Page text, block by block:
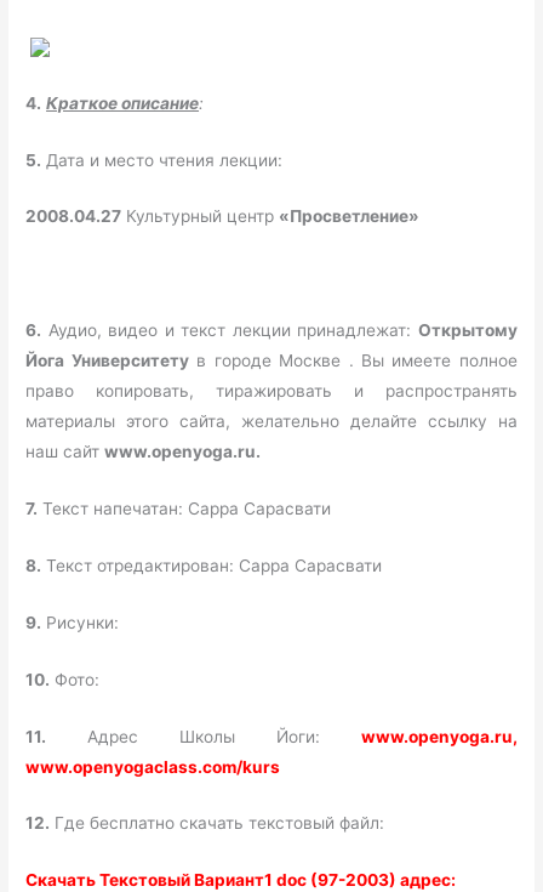
4. Краткое описание:
5. Дата и место чтения лекции:
2008.04.27 Культурный центр «Просветление»
6. Аудио, видео и текст лекции принадлежат: Открытому
Йога Университетув городе Москве . Вы имеете полное
право копировать, тиражировать и распространять
материалы этого сайта, желательно делайте ссылку на
наш сайтwww.openyoga.ru.
7. Текст напечатан: Сарра Сарасвати
8. Текст отредактирован: Сарра Сарасвати
9. Рисунки:
10. Фото:
11. Адрес Школы Йоги: www.openyoga.ru,
www.openyogaclass.com/kurs
12. Где бесплатно скачать текстовый файл:
Скачать Текстовый Вариант1 doc (97-2003) адрес: